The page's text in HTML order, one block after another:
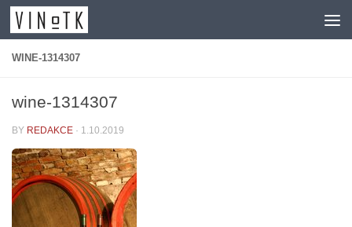
Skip to content
WINE-1314307
wine-1314307
BY REDAKCE · 1.10.2019